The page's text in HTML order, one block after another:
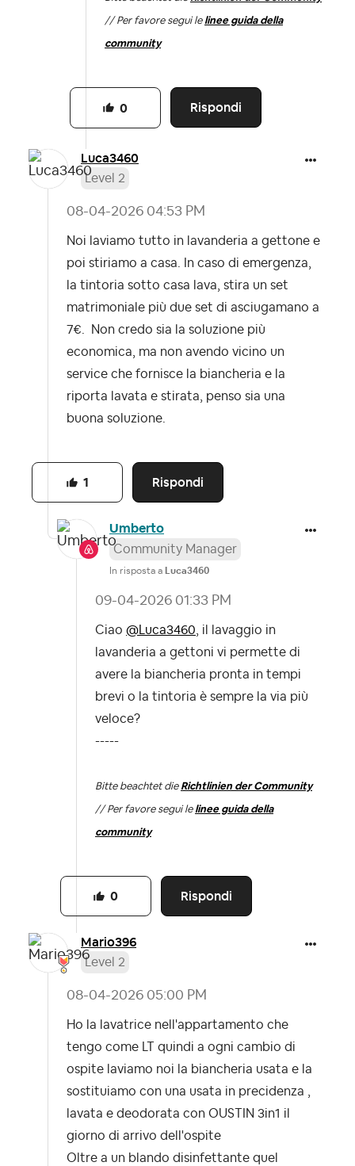
// Per favore segui le linee guida della
community
Rispondi
0
Luca3460
Level 2
‎08-04-2026 04:53 PM
Noi laviamo tutto in lavanderia a gettone e
poi stiriamo a casa. In caso di emergenza,
la tintoria sotto casa lava, stira un set
matrimoniale più due set di asciugamano a
7€. Non credo sia la soluzione più
economica, ma non avendo vicino un
service che fornisce la biancheria e la
riporta lavata e stirata, penso sia una
buona soluzione.
Rispondi
1
Umberto
Community Manager
In risposta a Luca3460
‎09-04-2026 01:33 PM
Ciao @Luca3460 , il lavaggio in
lavanderia a gettoni vi permette di
avere la biancheria pronta in tempi
brevi o la tintoria è sempre la via più
veloce?
-----
Bitte beachtet die Richtlinien der Community
// Per favore segui le linee guida della
community
Rispondi
0
Mario396
Level 2
‎08-04-2026 05:00 PM
Ho la lavatrice nell'appartamento che
tengo come LT quindi a ogni cambio di
ospite laviamo noi la biancheria usata e la
sostituiamo con una usata in precidenza ,
lavata e deodorata con OUSTIN 3in1 il
giorno di arrivo dell'ospite
Oltre a un blando disinfettante quel